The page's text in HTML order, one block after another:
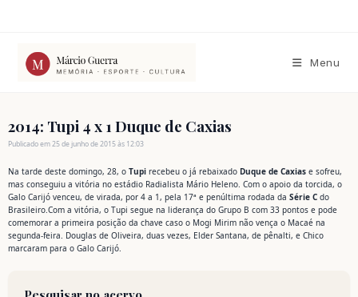
conteúdo
Menu
2014: Tupi 4 x 1 Duque de Caxias
Publicado em 25 de junho de 2015 às 12:03
Na tarde deste domingo, 28, o Tupi recebeu o já rebaixado Duque de Caxias e sofreu,
mas conseguiu a vitória no estádio Radialista Mário Heleno. Com o apoio da torcida, o
Galo Carijó venceu, de virada, por 4 a 1, pela 17ª e penúltima rodada da Série C do
Brasileiro.Com a vitória, o Tupi segue na liderança do Grupo B com 33 pontos e pode
comemorar a primeira posição da chave caso o Mogi Mirim não vença o Macaé na
segunda-feira. Douglas de Oliveira, duas vezes, Elder Santana, de pênalti, e Chico
marcaram para o Galo Carijó.